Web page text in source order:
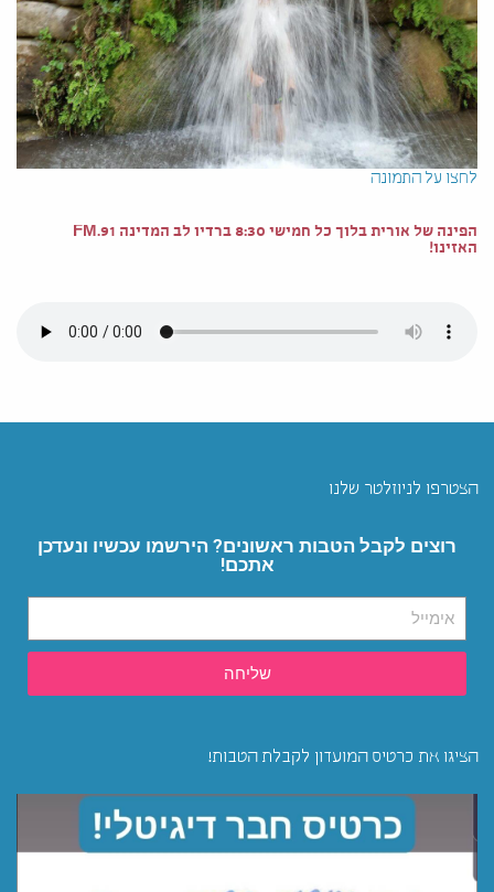
לחצו על התמונה
הפינה של אורית בלוך כל חמישי 8:30 ברדיו לב המדינה 91.FM
האזינו!
הצטרפו לניוזלטר שלנו
רוצים לקבל הטבות ראשונים? הירשמו עכשיו ונעדכן
אתכם!
שליחה
הציגו את כרטיס המועדון לקבלת הטבות!